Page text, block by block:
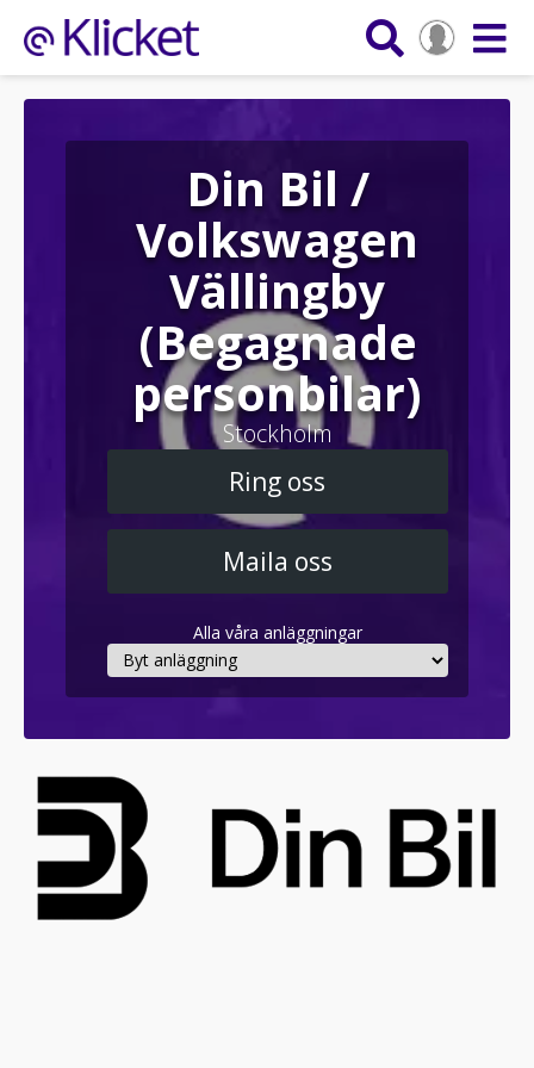
Din Bil /
Volkswagen
Vällingby
(Begagnade
personbilar)
Stockholm
Ring oss
Maila oss
Alla våra anläggningar